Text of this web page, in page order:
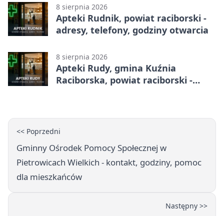
8 sierpnia 2026
Apteki Rudnik, powiat raciborski -
adresy, telefony, godziny otwarcia
8 sierpnia 2026
Apteki Rudy, gmina Kuźnia
Raciborska, powiat raciborski -
<< Poprzedni
Gminny Ośrodek Pomocy Społecznej w
Pietrowicach Wielkich - kontakt, godziny, pomoc
dla mieszkańców
Następny >>